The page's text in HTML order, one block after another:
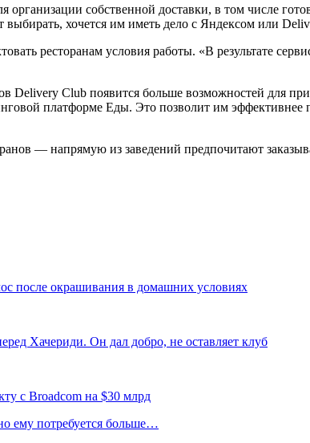
организации собственной доставки, в том числе
хочется им иметь дело с Яндексом или
ресторанам условия работы. «В результате
Delivery Club появится больше возможностей для
платформе Еды. Это позволит им эффективнее
— напрямую из заведений предпочитают
после окрашивания в домашних условиях
Хачериди. Он дал добро, не оставляет клуб
с Broadcom на $30 млрд
ему потребуется больше…